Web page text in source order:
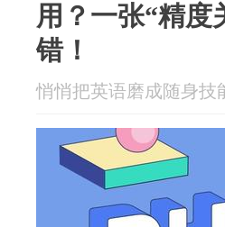
用？一张“精度
错！
悄悄把英语磨成随身技